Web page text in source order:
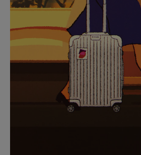
SUR
POUR
METTRE
PAUSE
VEUILLEZ
CLIQUER
POUR
RÉACTIVER
LE
SON